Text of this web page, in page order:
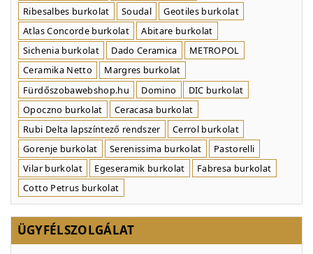
Ribesalbes burkolat
Soudal
Geotiles burkolat
Atlas Concorde burkolat
Abitare burkolat
Sichenia burkolat
Dado Ceramica
METROPOL
Ceramika Netto
Margres burkolat
Fürdőszobawebshop.hu
Domino
DIC burkolat
Opoczno burkolat
Ceracasa burkolat
Rubi Delta lapszíntező rendszer
Cerrol burkolat
Gorenje burkolat
Serenissima burkolat
Pastorelli
Vilar burkolat
Egeseramik burkolat
Fabresa burkolat
Cotto Petrus burkolat
ÜGYFÉLSZOLGÁLAT